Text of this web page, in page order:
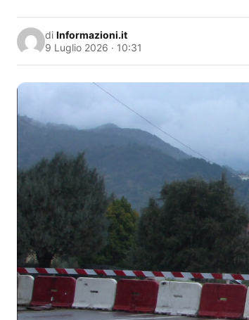
di Informazioni.it
9 Luglio 2026 · 10:31